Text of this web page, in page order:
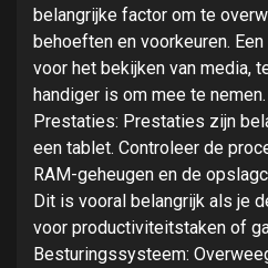
belangrijke factor om te
behoeften en voorkeuren.
voor het bekijken van media,
handiger is om mee te nemen.
Prestaties: Prestaties zijn
een tablet. Controleer de
RAM-geheugen en de
Dit is vooral belangrijk als je
voor productiviteitstaken of
Besturingssysteem: